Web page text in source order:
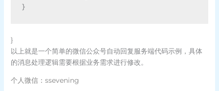
}
}
以上就是一个简单的微信公众号自动回复服务端代码示例，具体
的消息处理逻辑需要根据业务需求进行修改。
个人微信：ssevening